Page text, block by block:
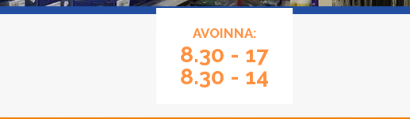
AVOINNA:
8.30 - 17
8.30 - 14